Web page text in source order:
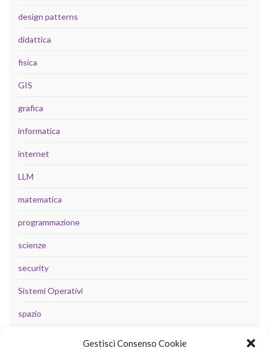
Gestisci Consenso Cookie
design patterns
didattica
fisica
GIS
grafica
informatica
internet
LLM
matematica
programmazione
scienze
security
Sistemi Operativi
spazio